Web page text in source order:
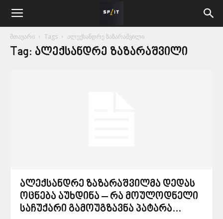
მთავარი Tags ალექსანდრე ზაზარაშვილი
Tag: ალექსანდრე ზაზარაშვილი
ალექსანდრე ზაზარაშვილმა დედას
ოცნება აუხდინა – რა მოულოდნელი
საჩუქარი გამოუგზავნა პატარა...